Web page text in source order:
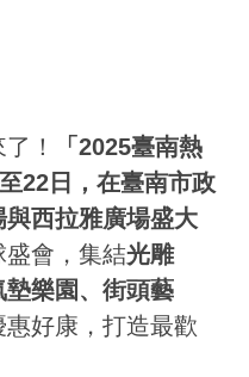
！
「2025臺南熱
22日，在臺南市政
西拉雅廣場盛大
會，集結光雕
樂園、街頭藝
好康，打造最歡